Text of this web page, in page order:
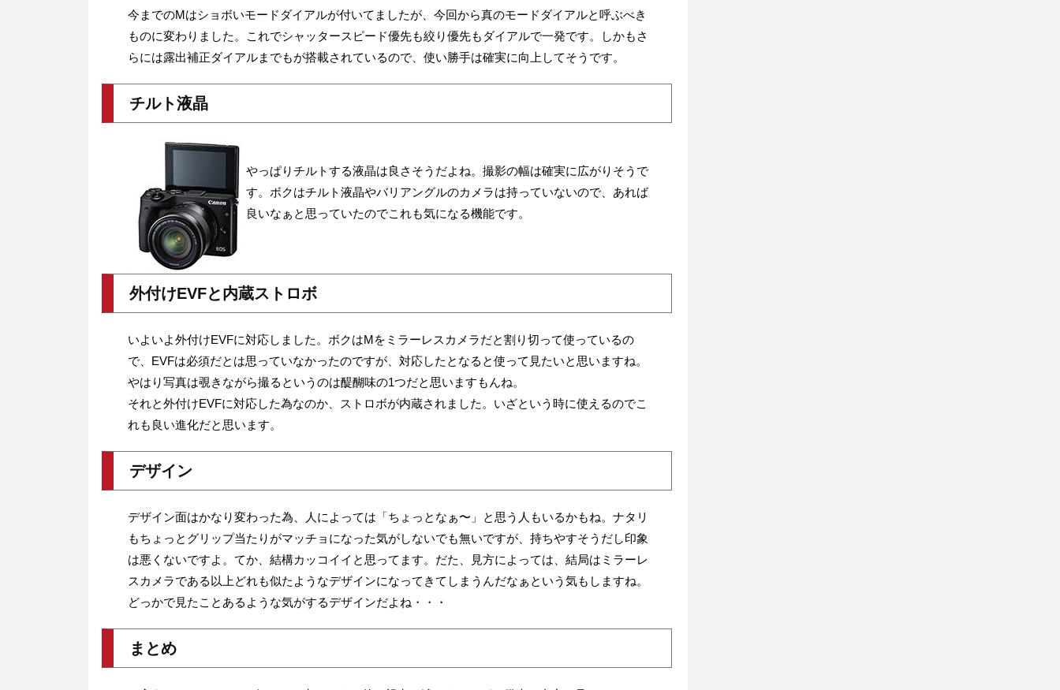
今までのMはショボいモードダイアルが付いてましたが、今回から真のモードダイアルと呼ぶべき
ものに変わりました。これでシャッタースピード優先も絞り優先もダイアルで一発です。しかもさ
らには露出補正ダイアルまでもが搭載されているので、使い勝手は確実に向上してそうです。
チルト液晶
やっぱりチルトする液晶は良さそうだよね。撮影の幅は確実に広がりそうで
す。ボクはチルト液晶やバリアングルのカメラは持っていないので、あれば
良いなぁと思っていたのでこれも気になる機能です。
外付けEVFと内蔵ストロボ
いよいよ外付けEVFに対応しました。ボクはMをミラーレスカメラだと割り切って使っているの
で、EVFは必須だとは思っていなかったのですが、対応したとなると使って見たいと思いますね。
やはり写真は覗きながら撮るというのは醍醐味の1つだと思いますもんね。
それと外付けEVFに対応した為なのか、ストロボが内蔵されました。いざという時に使えるのでこ
れも良い進化だと思います。
デザイン
デザイン面はかなり変わった為、人によっては「ちょっとなぁ〜」と思う人もいるかもね。ナタリ
もちょっとグリップ当たりがマッチョになった気がしないでも無いですが、持ちやすそうだし印象
は悪くないですよ。てか、結構カッコイイと思ってます。だた、見方によっては、結局はミラーレ
スカメラである以上どれも似たようなデザインになってきてしまうんだなぁという気もしますね。
どっかで見たことあるような気がするデザインだよね・・・
まとめ